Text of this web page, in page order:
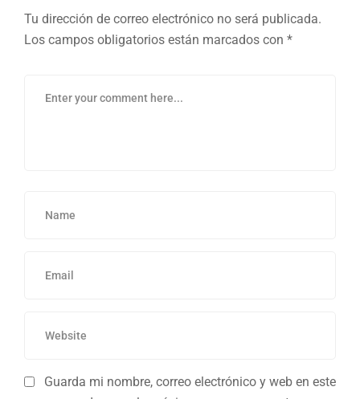
Tu dirección de correo electrónico no será publicada.
Los campos obligatorios están marcados con *
Guarda mi nombre, correo electrónico y web en este